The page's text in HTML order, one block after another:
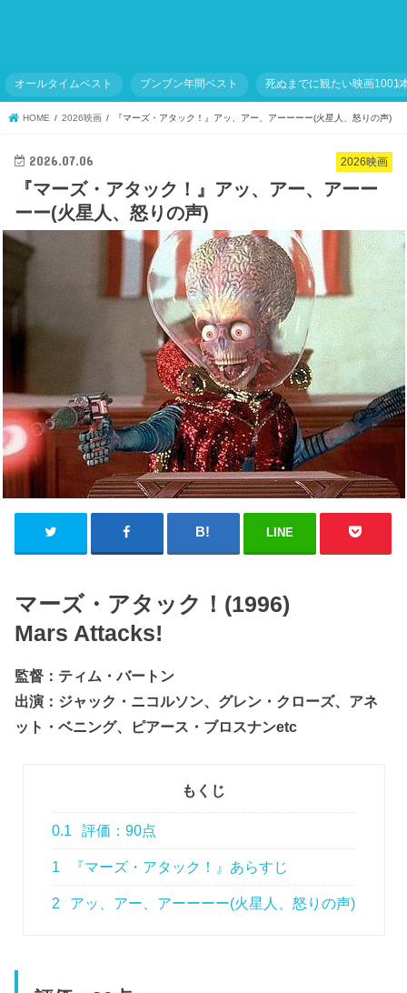
オールタイムベスト ブンブン年間ベスト 死ぬまでに観たい映画1001
HOME 2026映画 『マーズ・アタック！』アッ、アー、アーーーー(火星人、怒りの声)
2026映画
2026.07.06
『マーズ・アタック！』アッ、アー、アーー
ーー(火星人、怒りの声)
LINE
マーズ・アタック！(1996)
Mars Attacks!
監督：ティム・バートン
出演：ジャック・ニコルソン、グレン・クローズ、アネ
ット・ベニング、ピアース・ブロスナンetc
もくじ
0.1 評価：90点
1 『マーズ・アタック！』あらすじ
2 アッ、アー、アーーーー(火星人、怒りの声)